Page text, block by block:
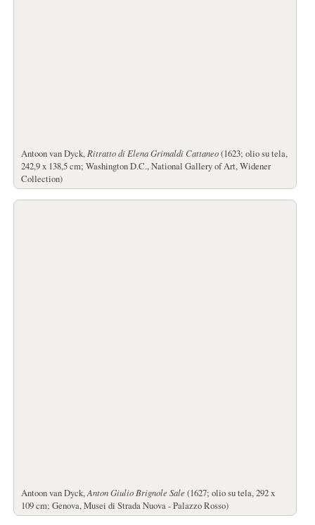
Antoon van Dyck, Ritratto di Elena Grimaldi Cattaneo(1623; olio su tela,
242,9 x 138,5 cm; Washington D.C., National Gallery of Art, Widener
Collection)
Antoon van Dyck,Anton Giulio Brignole Sale (1627; olio su tela, 292 x
109 cm; Genova, Musei di Strada Nuova - Palazzo Rosso)